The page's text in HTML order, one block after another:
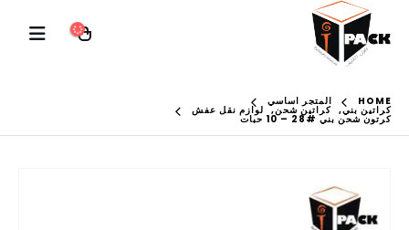
HOME المتجر اساسي
كراتين بني, كراتين شحن, لوازم نقل عفش
كرتون شحن بني #28 – 10 حبات